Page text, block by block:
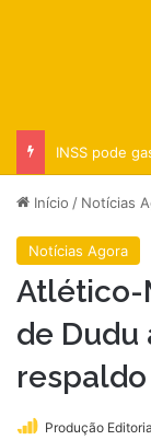
Início / Notícias
Notícias Agora
Atlético-
de Dudu
Produção